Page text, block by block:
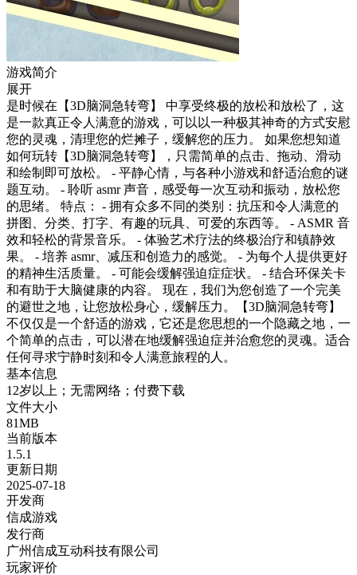
游戏简介
展开
是时候在【3D脑洞急转弯】 中享受终极的放松和放松了，这
是一款真正令人满意的游戏，可以以一种极其神奇的方式安慰
您的灵魂，清理您的烂摊子，缓解您的压力。 如果您想知道
如何玩转【3D脑洞急转弯】，只需简单的点击、拖动、滑动
和绘制即可放松。 - 平静心情，与各种小游戏和舒适治愈的谜
题互动。 - 聆听 asmr 声音，感受每一次互动和振动，放松您
的思绪。 特点： - 拥有众多不同的类别：抗压和令人满意的
拼图、分类、打字、有趣的玩具、可爱的东西等。 - ASMR 音
效和轻松的背景音乐。 - 体验艺术疗法的终极治疗和镇静效
果。 - 培养 asmr、减压和创造力的感觉。 - 为每个人提供更好
的精神生活质量。 - 可能会缓解强迫症症状。 - 结合环保关卡
和有助于大脑健康的内容。 现在，我们为您创造了一个完美
的避世之地，让您放松身心，缓解压力。【3D脑洞急转弯】
不仅仅是一个舒适的游戏，它还是您思想的一个隐藏之地，一
个简单的点击，可以潜在地缓解强迫症并治愈您的灵魂。适合
任何寻求宁静时刻和令人满意旅程的人。
基本信息
12岁以上；无需网络；付费下载
文件大小
81MB
当前版本
1.5.1
更新日期
2025-07-18
开发商
信成游戏
发行商
广州信成互动科技有限公司
玩家评价